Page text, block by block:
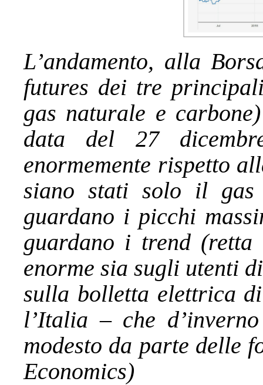
L’andamento, alla
futures dei tre
gas naturale e
data del 27
enormemente rispetto
siano stati solo il
guardano i picchi
guardano i trend (retta
enorme sia sugli utenti
sulla bolletta elettrica
l’Italia – che
modesto da parte delle
Economics)